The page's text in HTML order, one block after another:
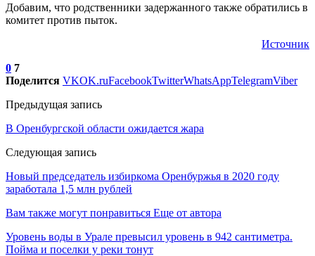
Добавим, что родственники задержанного также обратились в
комитет против пыток.
Источник
0 7
Поделится VKOK.ruFacebookTwitterWhatsAppTelegramViber
Предыдущая запись
В Оренбургской области ожидается жара
Следующая запись
Новый председатель избиркома Оренбуржья в 2020 году
заработала 1,5 млн рублей
Вам также могут понравиться Еще от автора
Уровень воды в Урале превысил уровень в 942 сантиметра.
Пойма и поселки у реки тонут